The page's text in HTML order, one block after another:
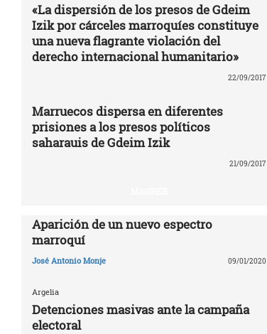
«La dispersión de los presos de Gdeim
Izik por cárceles marroquíes constituye
una nueva flagrante violación del
derecho internacional humanitario»
22/09/2017
Marruecos dispersa en diferentes
prisiones a los presos políticos
saharauis de Gdeim Izik
21/09/2017
Aparición de un nuevo espectro
marroquí
José Antonio Monje 09/01/2020
Argelia
Detenciones masivas ante la campaña
electoral